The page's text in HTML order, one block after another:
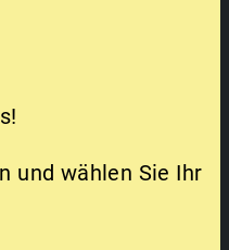
und wählen Sie Ihr